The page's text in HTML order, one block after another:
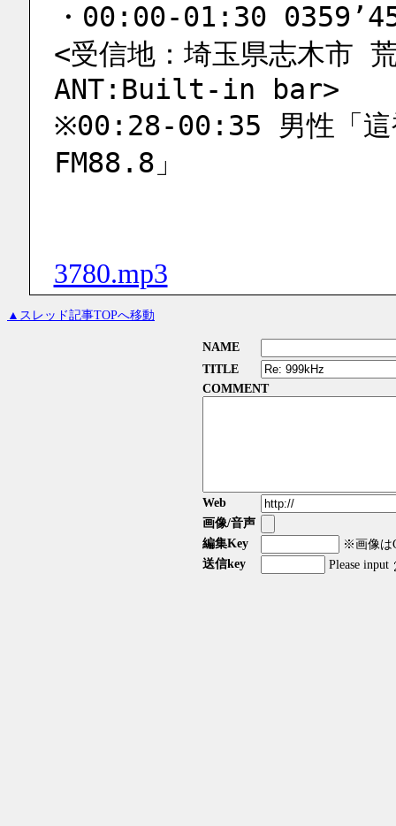
・00:00-01:30
<受信地：埼玉県志木市
ANT:Built-in bar>
※00:28-00:35 男性「這
FM88.8」
3780.mp3
▲スレッド記事TOPへ移動
NAME
TITLE
COMMENT
Web
画像/音声
編集Key
※画像は
送信key
Please input